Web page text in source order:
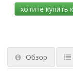
Обзор